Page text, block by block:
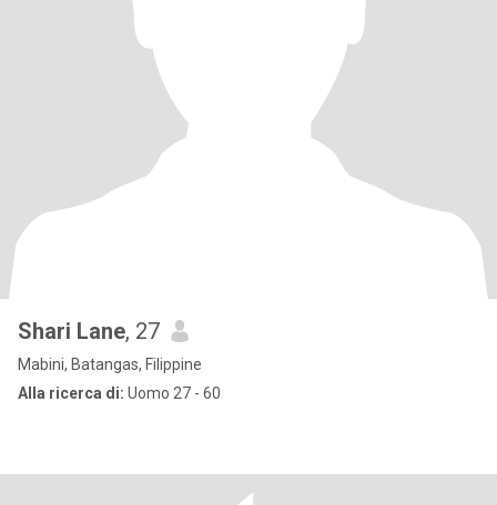
Shari Lane, 27
Mabini, Batangas, Filippine
Alla ricerca di: Uomo 27 - 60